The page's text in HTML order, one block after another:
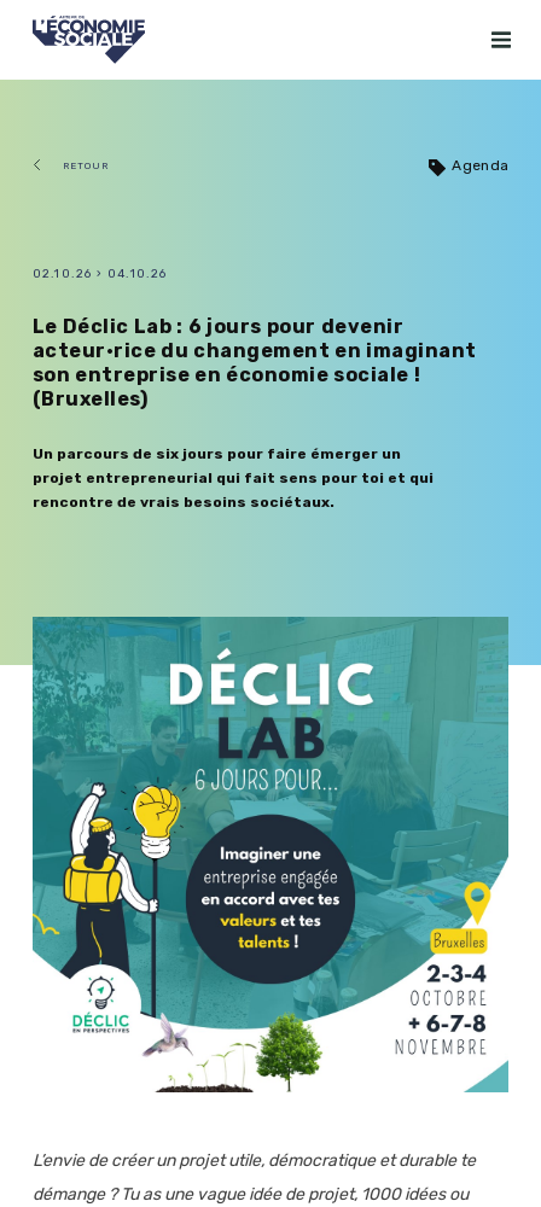
RETOUR Agenda
02.10.26› 04.10.26
Le Déclic Lab : 6 jours pour devenir
acteur·rice du changement en imaginant
son entreprise en économie sociale !
(Bruxelles)
Un parcours de six jours pour faire émerger un
projet entrepreneurial qui fait sens pour toi et qui
rencontre de vrais besoins sociétaux.
L’envie de créer un projet utile, démocratique et durable te
démange ?Tu as une vague idée de projet, 1000 idées ou